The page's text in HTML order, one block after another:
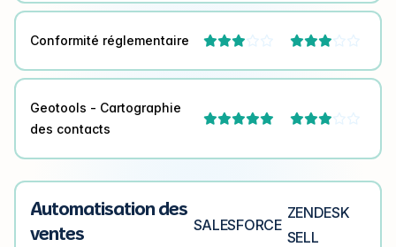
Conformité réglementaire  
Geotools - Cartographie
des contacts
 
Automatisation des
ventes
SALESFORCE
ZENDESK
SELL